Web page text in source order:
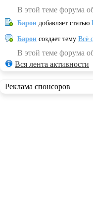
В этой теме форума
Барон добавляет статью
Барон создает тему Всё
В этой теме форума
Вся лента активности
Реклама спонсоров